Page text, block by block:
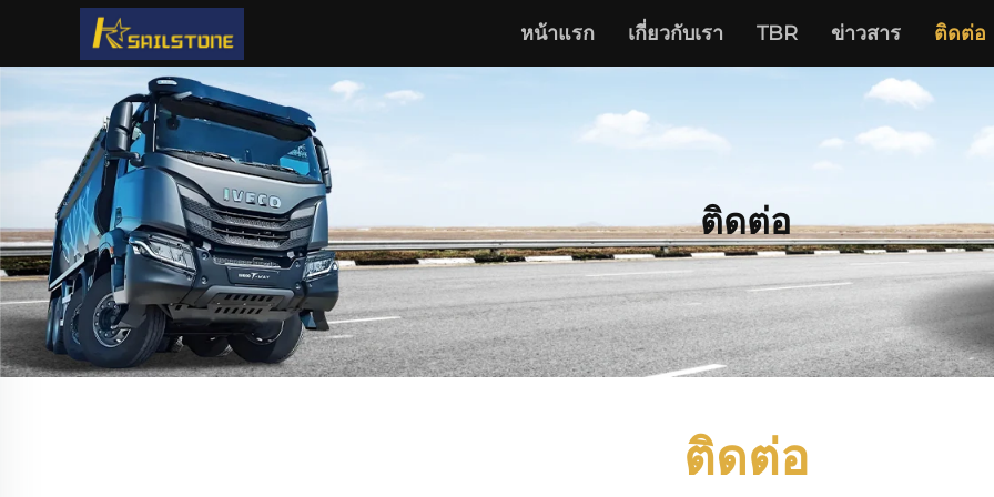
หน้าแรก เกี่ยวกับเรา TBR ข่าวสาร ติดต่อ
ติดต่อ
ติดต่อ